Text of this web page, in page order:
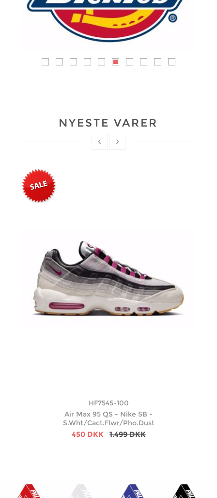
13 vare(r)
NYESTE VARER
HF7545-100
Air Max 95 QS - Nike SB -
S.Wht/Cact.Flwr/Pho.Dust
450 DKK 1.499 DKK